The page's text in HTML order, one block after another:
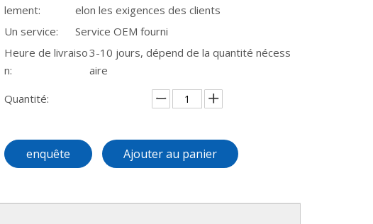
lement:
elon les exigences des clients
Un service:
Service OEM fourni
Heure de livraiso
n:
3-10 jours, dépend de la quantité nécess
aire
Quantité:
enquête Ajouter au panier